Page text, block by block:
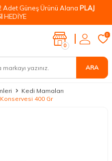
Adet Güneş Ürünü Alana PLAJ
HEDİYE
ARA
0
0
Kedi Mamaları
400 Gr